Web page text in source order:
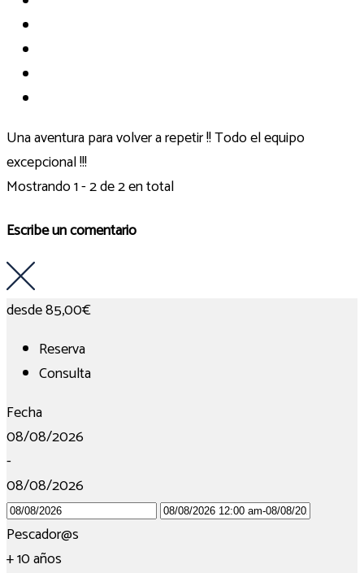
Una aventura para volver a repetir !! Todo el equipo
excepcional !!!
Mostrando 1 - 2 de 2 en total
Escribe un comentario
desde85,00€
Reserva
Consulta
Fecha
08/08/2026
-
08/08/2026
Pescador@s
+ 10 años